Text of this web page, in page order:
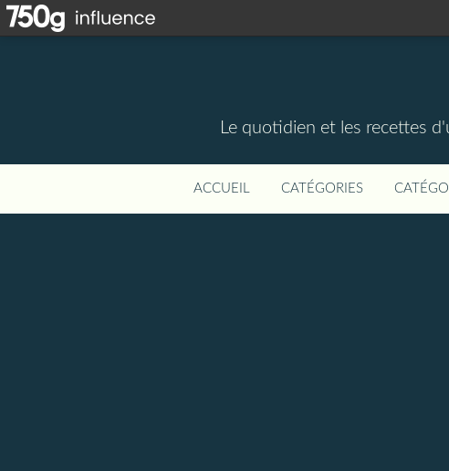
Le quotidien et les recettes
ACCUEIL CATÉGORIES